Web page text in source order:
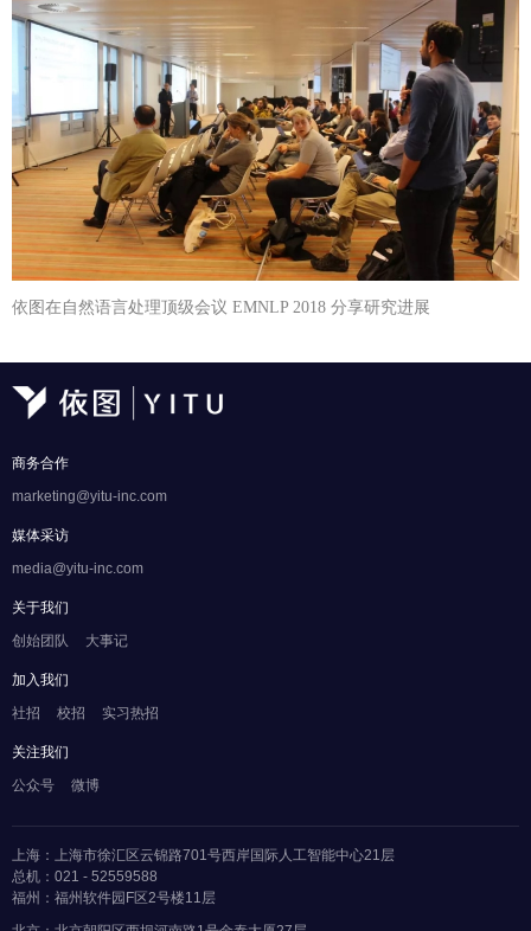
依图在自然语言处理顶级会议 EMNLP 2018 分享研究进展
商务合作
marketing@yitu-inc.com
媒体采访
media@yitu-inc.com
关于我们
创始团队
大事记
加入我们
社招
校招 实习热招
关注我们
公众号
微博
上海：上海市徐汇区云锦路701号西岸国际人工智能中心21层
总机：021 - 52559588
福州：福州软件园F区2号楼11层